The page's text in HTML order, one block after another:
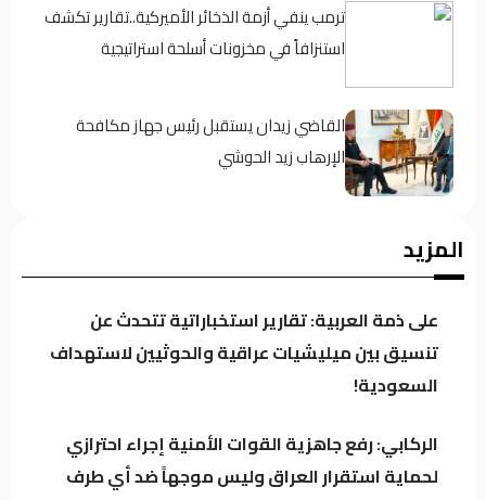
ترمب ينفي أزمة الذخائر الأميركية..تقارير تكشف
استنزافاً في مخزونات أسلحة استراتيجية
القاضي زيدان يستقبل رئيس جهاز مكافحة
الإرهاب زيد الحوشي
كردستان تحت مجهر “صولة الزيدي”.. مطالبات
بفتح ملفات النفط والمنافذ وإيرادات الإقليم
باحث سياسي: النظام في العراق لا يدير الأزمات..
بل يصنعها للبقاء
المزيد
على ذمة العربية: تقارير استخباراتية تتحدث عن
تنسيق بين ميليشيات عراقية والحوثيين لاستهداف
السعودية!
الركابي: رفع جاهزية القوات الأمنية إجراء احترازي
لحماية استقرار العراق وليس موجهاً ضد أي طرف